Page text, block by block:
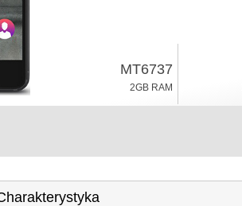
MT6737
2GB RAM